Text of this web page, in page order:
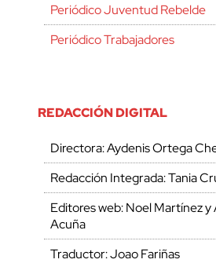
Periódico Juventud Rebelde
Periódico Trabajadores
REDACCIÓN DIGITAL
Directora: Aydenis Ortega
Redacción Integrada: Tania
Editores web: Noel Martínez
Acuña
Traductor: Joao Fariñas